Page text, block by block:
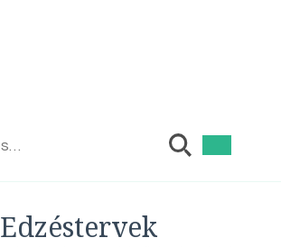
Edzéstervek